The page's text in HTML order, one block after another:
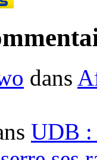
dans
UDB :